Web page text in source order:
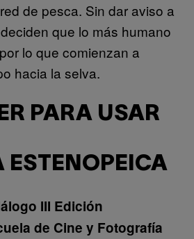
de pesca. Sin dar aviso a
que lo más humano
lo que comienzan a
hacia la selva.
PARA USAR
III Edición
de Cine y Fotografía